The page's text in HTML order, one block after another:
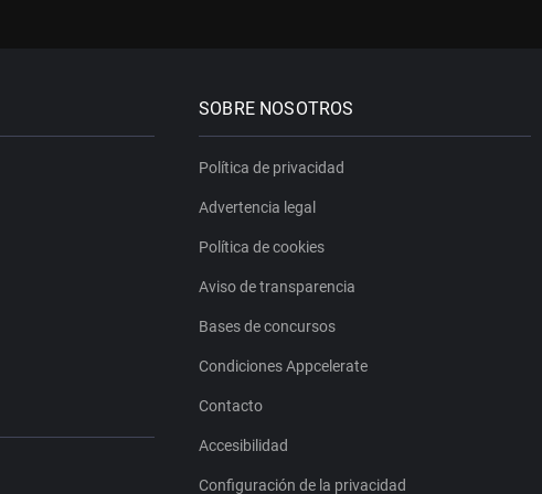
SOBRE NOSOTROS
Política de privacidad
Advertencia legal
Política de cookies
Aviso de transparencia
Bases de concursos
Condiciones Appcelerate
Contacto
Accesibilidad
Configuración de la privacidad